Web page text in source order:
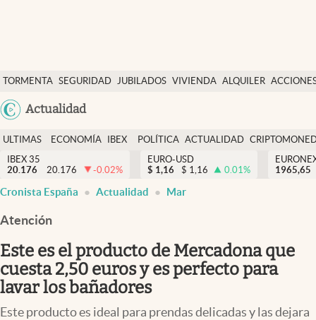
TORMENTA SEGURIDAD JUBILADOS VIVIENDA ALQUILER
USA
Actualidad
Economía y finanzas
Política
Actualidad
Criptomonedas
España
ULTIMAS
NOTICIAS
ECONOMÍA
FINANZAS
IBEX
EURO
POLÍTICA ACTUALIDAD
IBEX 35
20.176
20.176 -0.02%
EURO-USD
$ 1,16 $ 1,16 0.01%
1965,65
Cronista España Actualidad Mar
Atención
Este es el producto de Mercadona que
cuesta 2,50 euros y es perfecto para
lavar los bañadores
Este producto es ideal para prendas delicadas y las dejara